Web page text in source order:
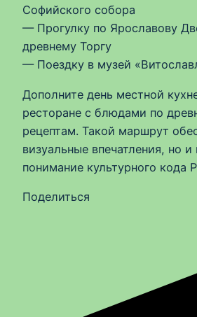
Софийского собора
— Прогулку по Ярославову
древнему Торгу
— Поездку в музей
Дополните день местной
ресторане с блюдами по
рецептам. Такой маршрут
визуальные впечатления, но и
понимание культурного кода
Поделиться